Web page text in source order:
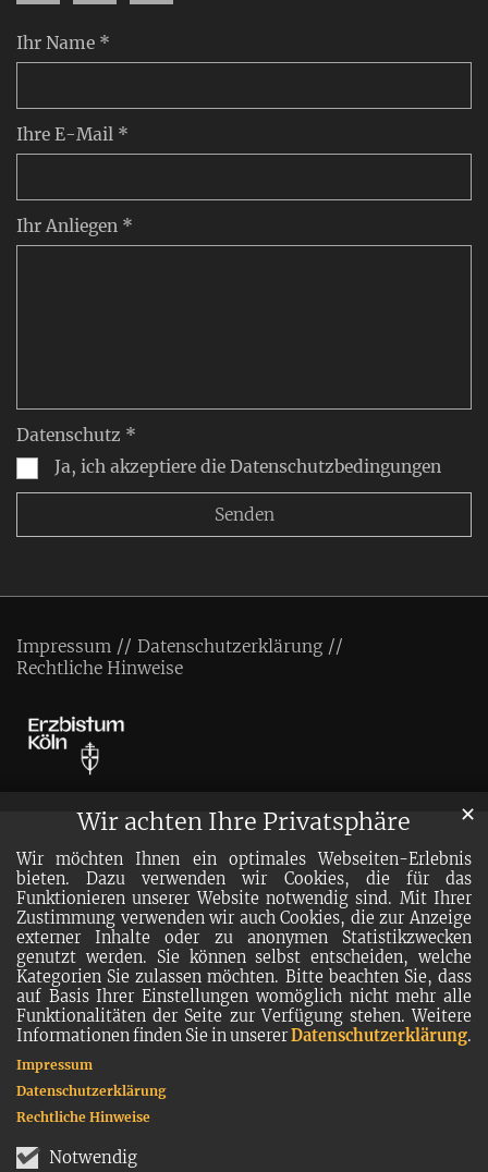
Wir achten Ihre Privatsphäre
Wir möchten Ihnen ein optimales Webseiten-Erlebnis
bieten. Dazu verwenden wir Cookies, die für das
Funktionieren unserer Website notwendig sind. Mit Ihrer
Zustimmung verwenden wir auch Cookies, die zur Anzeige
externer Inhalte oder zu anonymen Statistikzwecken
genutzt werden. Sie können selbst entscheiden, welche
Kategorien Sie zulassen möchten. Bitte beachten Sie, dass
auf Basis Ihrer Einstellungen womöglich nicht mehr alle
Funktionalitäten der Seite zur Verfügung stehen. Weitere
Informationen finden Sie in unsererDatenschutzerklärung.
Notwendig
✕
Impressum
Datenschutzerklärung
Rechtliche Hinweise
Ihr Name *
Ihre E-Mail *
Ihr Anliegen *
Datenschutz *
Ja, ich akzeptiere die Datenschutzbedingungen
Impressum
Datenschutzerklärung
Rechtliche Hinweise